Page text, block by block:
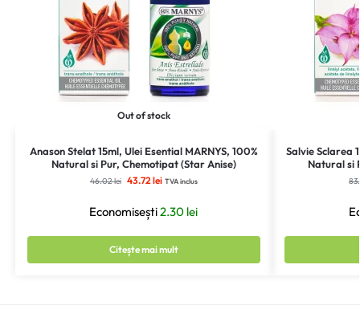
Out of stock
Anason Stelat 15ml, Ulei Esential MARNYS, 100%
Natural si Pur, Chemotipat (Star Anise)
46.02lei 43.72 lei TVA inclus
Economisești2.30 lei
Citește mai mult
Salvie Sclarea
Natural si